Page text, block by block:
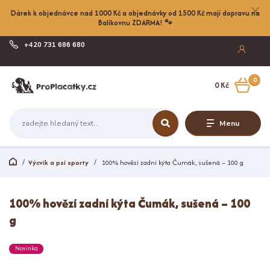
Dárek k objednávce nad 1000 Kč a objednávky od 1500 Kč mají dopravu na
Balíkovnu ZDARMA! 🐾
Menu
+420 731 686 680
0
0 Kč
Výcvik a psí sporty 100% hovězí zadní kýta Čumák, sušená – 100 g
100% hovězí zadní kýta Čumák, sušená – 100
g
Novinka